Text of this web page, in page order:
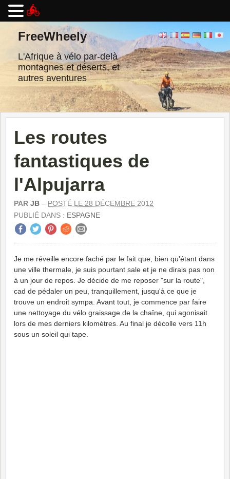
contenuFreeWheely
L'Afrique à vélo par-delà
montagnes et déserts, et
autres aventures
Les routes
fantastiques de
l'Alpujarra
PAR JB – POSTÉ LE 28 DÉCEMBRE 2012
PUBLIÉ DANS : ESPAGNE
Je me réveille encore faché par le fait que, bien qu'étant dans
une ville thermale, je suis pourtant sale et je ne dirais pas non
à un jour de repos. Je décide de me reposer "sur la route",
cad de pédaler un peu, tranquillement, jusqu'à ce que je
trouve un endroit sympa. Avant tout, je commence par faire
une nettoyage du vélo graissage de la chaîne, qui agonisait
lors de mes derniers kilomètres. Au final je décolle vers 11h
sous un soleil qui tape.